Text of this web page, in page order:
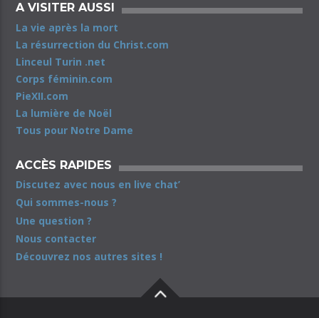
A VISITER AUSSI
La vie après la mort
La résurrection du Christ.com
Linceul Turin .net
Corps féminin.com
PieXII.com
La lumière de Noël
Tous pour Notre Dame
ACCÈS RAPIDES
Discutez avec nous en live chat’
Qui sommes-nous ?
Une question ?
Nous contacter
Découvrez nos autres sites !